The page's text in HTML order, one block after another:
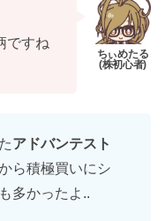
ですね
アドバンテスト
ら積極買いにシ
多かったよ..